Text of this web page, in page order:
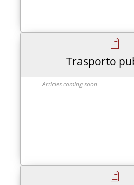
Trasporto
Articles coming soon